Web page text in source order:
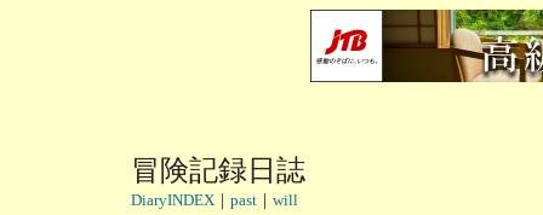
冒険記録日誌
DiaryINDEX｜ past｜ will